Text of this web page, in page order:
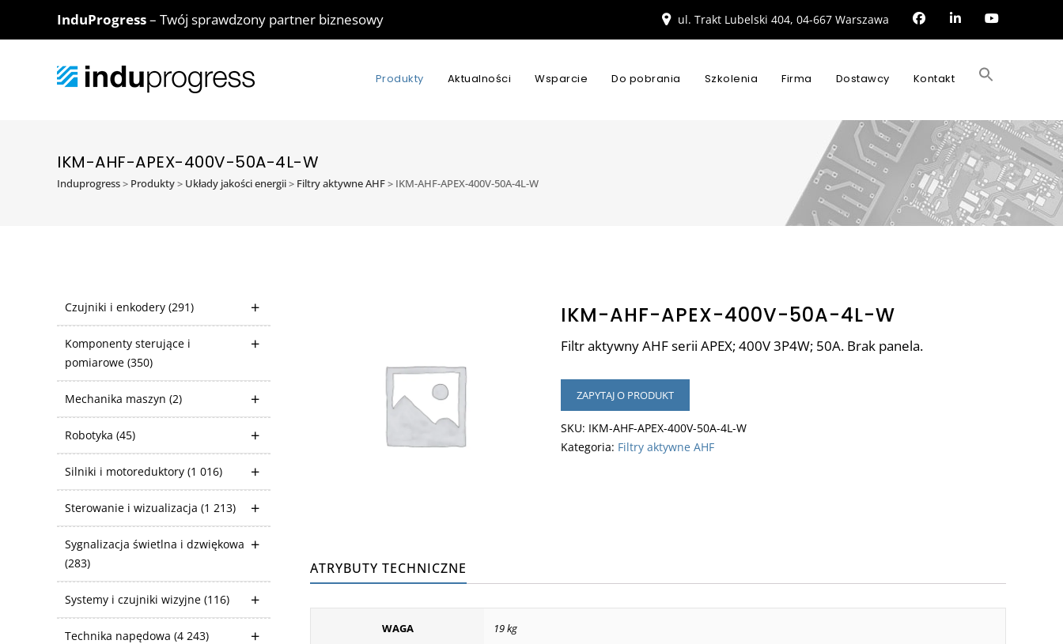
InduProgress– Twój sprawdzony partner biznesowy ul. Trakt Lubelski 404, 04-667 Warszawa
Produkty Aktualności Wsparcie Do pobrania Szkolenia Firma Dostawcy Kontakt
IKM-AHF-APEX-400V-50A-4L-W
Induprogress> Produkty> Układy jakości energii> Filtry aktywne AHF> IKM-AHF-APEX-400V-50A-4L-W
Czujniki i enkodery (291)
Komponenty sterujące i
pomiarowe (350)
Mechanika maszyn (2)
Robotyka (45)
Silniki i motoreduktory (1 016)
Sterowanie i wizualizacja (1 213)
Sygnalizacja świetlna i dzwiękowa
(283)
Systemy i czujniki wizyjne (116)
Technika napędowa (4 243)
IKM-AHF-APEX-400V-50A-4L-W
Filtr aktywny AHF serii APEX; 400V 3P4W; 50A. Brak panela.
ZAPYTAJ O PRODUKT
SKU: IKM-AHF-APEX-400V-50A-4L-W
Kategoria: Filtry aktywne AHF
ATRYBUTY TECHNICZNE
WAGA 19 kg